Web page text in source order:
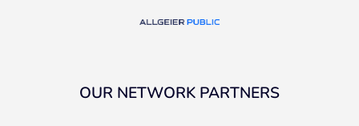
OUR NETWORK PARTNERS